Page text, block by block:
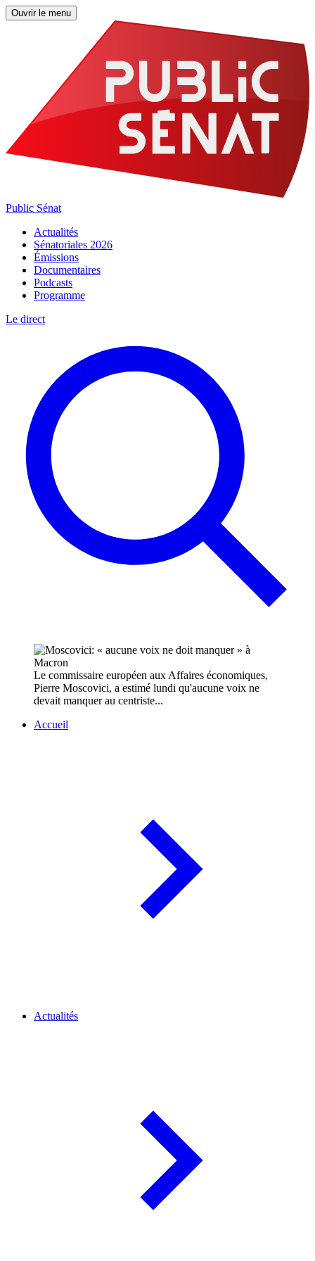
Ouvrir le menu
Public Sénat
Actualités
Sénatoriales 2026
Émissions
Documentaires
Podcasts
Programme
Le direct
Le commissaire européen aux Affaires économiques,
Pierre Moscovici, a estimé lundi qu'aucune voix ne
devait manquer au centriste...
Accueil
Actualités